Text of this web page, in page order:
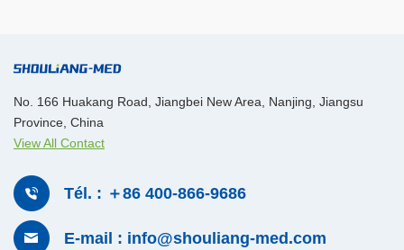
No. 166 Huakang Road, Jiangbei New Area, Nanjing, Jiangsu
Province, China
View All Contact
Tél. : ＋86 400-866-9686
E-mail : info@shouliang-med.com